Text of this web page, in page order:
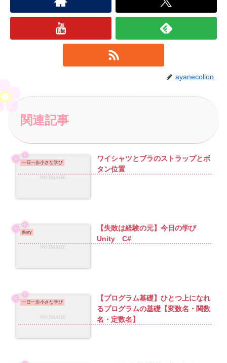
ayanecollon
関連記事
一日一歩小さな学び
ワイシャツとブラのストラップとボ
タン位置
diary
【失敗は経験の元】今日の学び
Unity C#
一日一歩小さな学び
【プログラム基礎】ひとつ上になれ
るプログラムの基礎【変数名・関数
名・定数名】